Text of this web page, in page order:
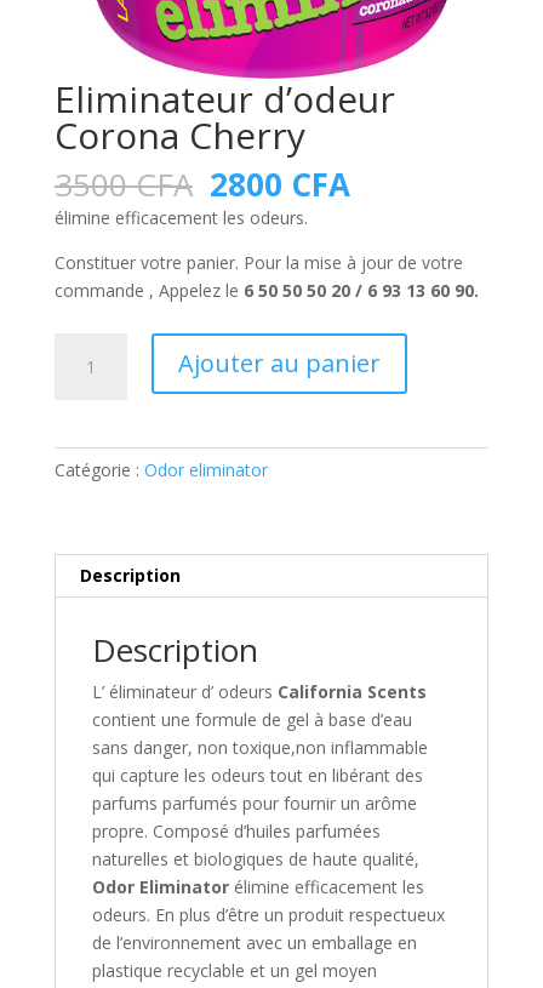
Eliminateur d’odeur
Corona Cherry
3500CFA Le
prix
initial
était :
3500 CFA.
2800 CFALe
prix
est :
2800 CFA.
élimine efficacement les odeurs.
Constituer votre panier. Pour la mise à jour de votre
commande , Appelez le 6 50 50 50 20 / 6 93 13 60 90.
Corona
Cherry
Ajouter au panier
Catégorie : Odor eliminator
Description
Description
L’ éliminateur d’ odeurs California Scents
contient une formule de gel à base d’eau
sans danger, non toxique,non inflammable
qui capture les odeurs tout en libérant des
parfums parfumés pour fournir un arôme
propre. Composé d’huiles parfumées
naturelles et biologiques de haute qualité,
Odor Eliminatorélimine efficacement les
odeurs. En plus d’être un produit respectueux
de l’environnement avec un emballage en
plastique recyclable et un gel moyen